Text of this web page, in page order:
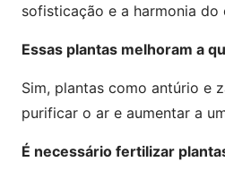
sofisticação e a harmonia do
Essas plantas melhoram a
Sim, plantas como antúrio e
purificar o ar e aumentar a
É necessário fertilizar